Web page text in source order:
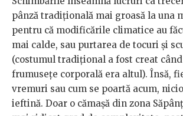
pânză tradițională mai groasă la una
pentru că modificările climatice au
mai calde, sau purtarea de tocuri și
(costumul tradițional a fost creat
frumusețe corporală era altul). Însă,
vremuri sau cum se poartă acum,
ieftină. Doar o cămașă din zona